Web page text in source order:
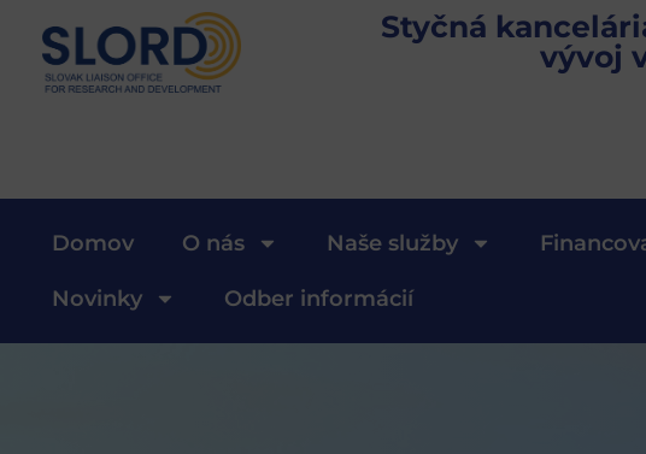
Styčná
vývoj
Domov O nás Naše služby
Novinky Odber informácií